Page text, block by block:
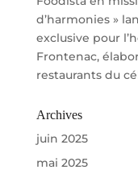
d’harmonies »
exclusive pour
Frontenac,
restaurants du
Archives
juin 2025
mai 2025